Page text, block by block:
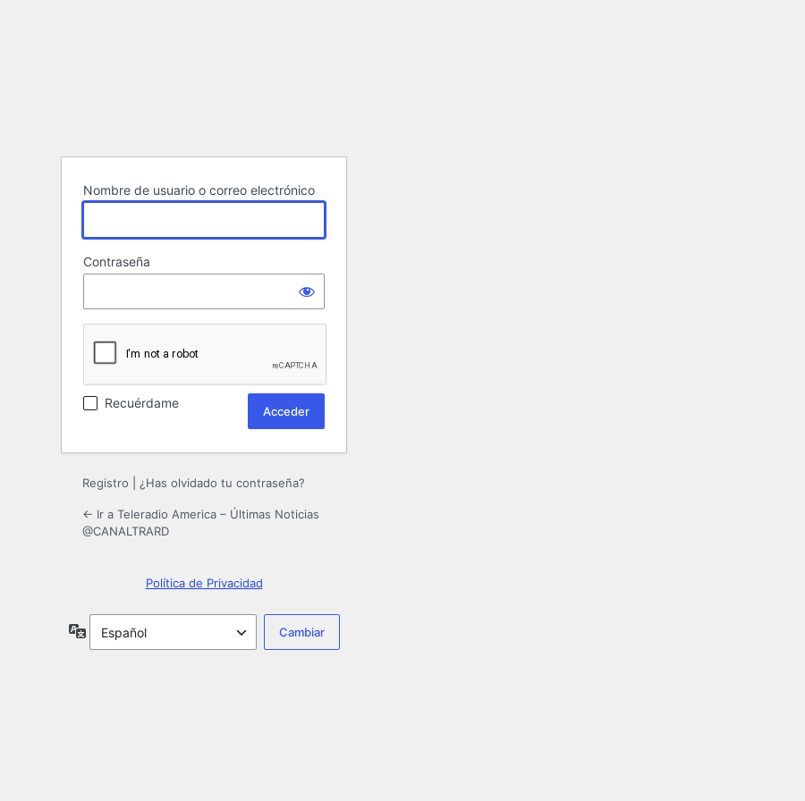
Nombre de usuario o correo electrónico
Contraseña
Recuérdame
Registro ¿Has olvidado tu contraseña?
← Ir a Teleradio America – Últimas Noticias
@CANALTRARD
Política de Privacidad
Idioma